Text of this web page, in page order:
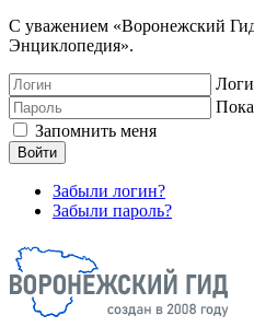
С уважением «Воронежский
Энциклопедия».
Запомнить меня
Войти
Забыли логин?
Забыли пароль?